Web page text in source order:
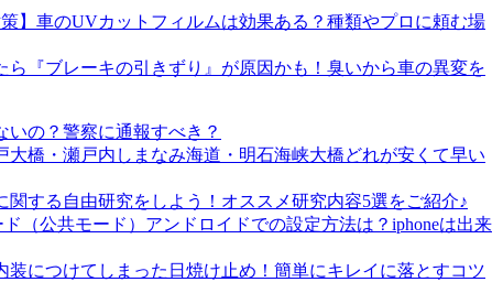
策】車のUVカットフィルムは効果ある？種類やプロに頼む場
ら『ブレーキの引きずり』が原因かも！臭いから車の異変を
の？警察に通報すべき？
大橋・瀬戸内しまなみ海道・明石海峡大橋どれが安くて早い
関する自由研究をしよう！オススメ研究内容5選をご紹介♪
（公共モード）アンドロイドでの設定方法は？iphoneは出来
装につけてしまった日焼け止め！簡単にキレイに落とすコツ